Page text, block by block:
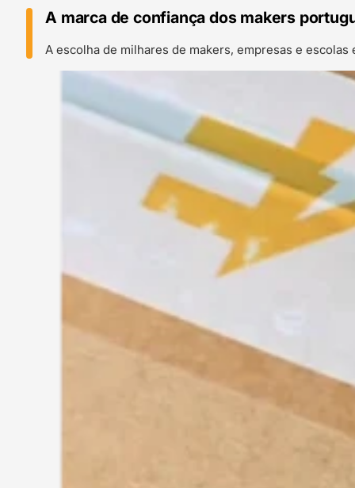
A marca de confiança dos makers
A escolha de milhares de makers, empresas e escolas